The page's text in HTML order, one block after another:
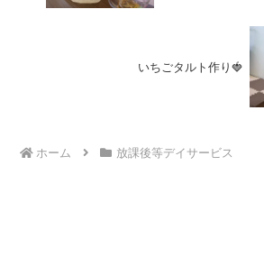
いちごタルト作り🍓
ホーム 放課後等デイサービス